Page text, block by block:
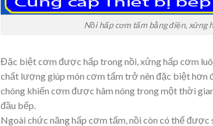
Nồi hấp cơm tấm bằng điện, xửng
Đặc biệt cơm được hấp trong nồi, xửng hấp cơm
chất lượng giúp món cơm tấm trở nên đặc biệt hơn
chóng khiến cơm được hâm nóng trong một thời
đầu bếp.
Ngoài chức năng hấp cơm tấm, nồi còn có thể